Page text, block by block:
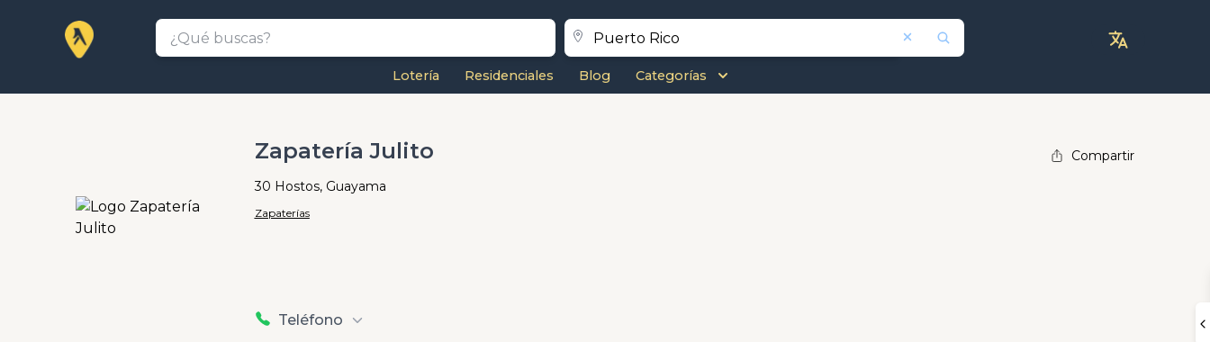
Lotería Residenciales Blog Categorías
Zapatería Julito
30 Hostos, Guayama
Zapaterías
Teléfono
Compartir